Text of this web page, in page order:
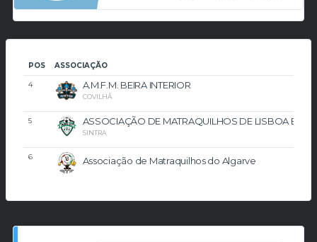
POS ASSOCIAÇÃO
4 A.M.F.M. BEIRA INTERIOR
COVILHÃ
5 ASSOCIAÇÃO DE MATRAQUILHOS DE LISBOA E
SINTRA
6 Associação de Matraquilhos do Algarve